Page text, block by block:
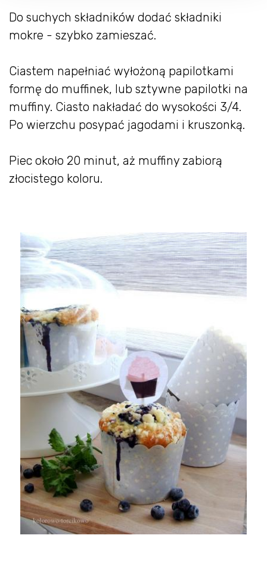
Do suchych składników dodać składniki
mokre - szybko zamieszać.
Ciastem napełniać wyłożoną papilotkami
formę do muffinek, lub sztywne papilotki na
muffiny. Ciasto nakładać do wysokości 3/4.
Po wierzchu posypać jagodami i kruszonką.
Piec około 20 minut, aż muffiny zabiorą
złocistego koloru.